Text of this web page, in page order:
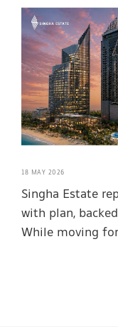
18 MAY 2026
Singha Estate
with plan,
While moving